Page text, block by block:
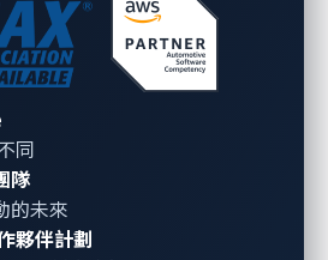
同
隊
的未來
夥伴計劃
which VicOne developed in
, is featured in the inaugural
on automotive cybersecurity,